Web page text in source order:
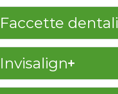
Faccette dentali
Invisalign